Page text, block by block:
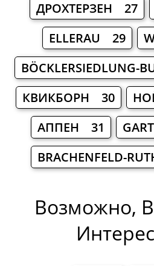
ДРОХТЕРЗЕН 27
ELLERAU 29
BÖCKLERSIEDLUNG-
КВИКБОРН 30
АППЕН 31
BRACHENFELD-
Возможно,